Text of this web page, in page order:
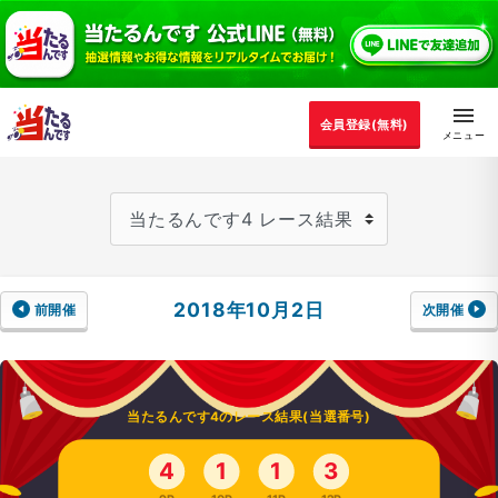
会員登録(無料)
前開催 2018年10月2日 次開催
当たるんです4のレース結果(当選番号)
4 1 1 3